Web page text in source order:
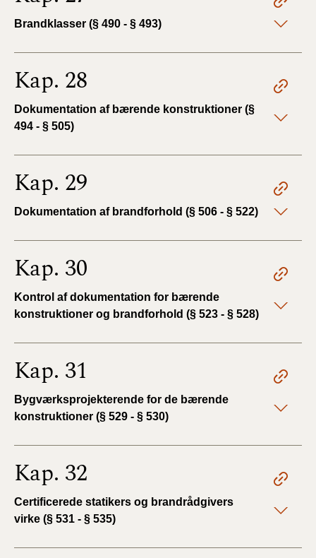
Brandklasser (§ 490 - § 493)
Kap. 28
Dokumentation af bærende konstruktioner (§
494 - § 505)
Kap. 29
Dokumentation af brandforhold (§ 506 - § 522)
Kap. 30
Kontrol af dokumentation for bærende
konstruktioner og brandforhold (§ 523 - § 528)
Kap. 31
Bygværksprojekterende for de bærende
konstruktioner (§ 529 - § 530)
Kap. 32
Certificerede statikers og brandrådgivers
virke (§ 531 - § 535)